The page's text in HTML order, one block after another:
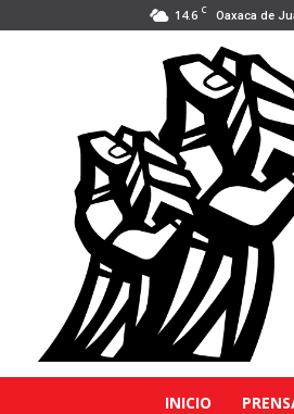
14.6 C Oaxaca de
INICIO